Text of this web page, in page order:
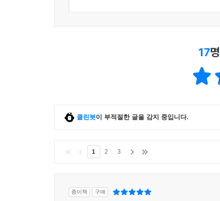
17
클린봇이 부적절한 글을 감지 중입니다.
1 2 3
종이책 구매